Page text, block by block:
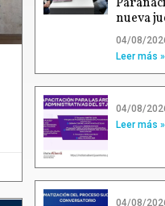
nueva
04/08/
Leer más »
04/08/
Leer más »
04/08/